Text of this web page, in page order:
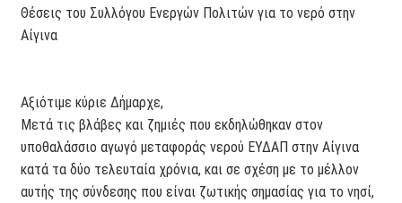
Θέσεις του Συλλόγου Ενεργών Πολιτών για το νερό στην
Αίγινα
Αξιότιμε κύριε Δήμαρχε,
Μετά τις βλάβες και ζημιές που εκδηλώθηκαν στον
υποθαλάσσιο αγωγό μεταφοράς νερού ΕΥΔΑΠ στην Αίγινα
κατά τα δύο τελευταία χρόνια, και σε σχέση με το μέλλον
αυτής της σύνδεσης που είναι ζωτικής σημασίας για το νησί,